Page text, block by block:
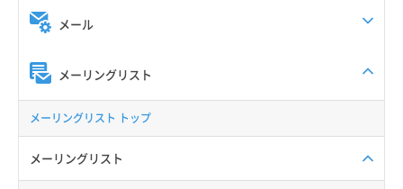
メール
メーリングリスト
メーリングリスト トップ
メーリングリスト